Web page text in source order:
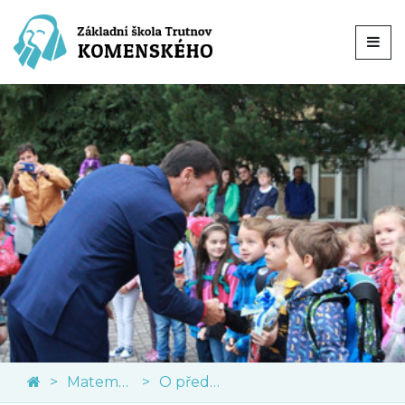
Matematika O předmětu